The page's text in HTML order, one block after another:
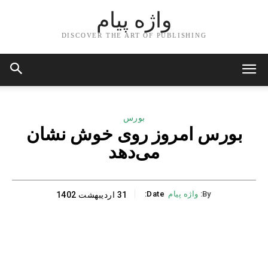
واژه پیام
DISCOVER THE ART OF PUBLISHING
بورس
بورس امروز روی خوش نشان
می‌دهد
By: واژه پیام Date: 31 اردیبهشت 1402